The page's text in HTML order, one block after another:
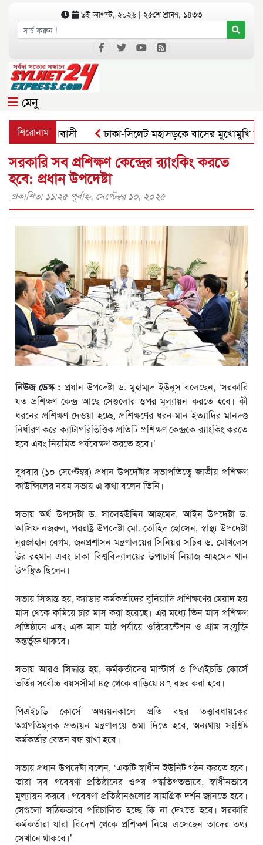
৯ই আগস্ট, ২০২৬ | ২৫শে শ্রাবণ, ১৪৩৩
মেনু
শিরোনাম
এলাকাবাসী ঢাকা-সিলেট মহাসড়কে বাসের মুখোমুখি
সরকারি সব প্রশিক্ষণ কেন্দ্রের র‌্যাংকিং করতে
হবে: প্রধান উপদেষ্টা
প্রকাশিত: ১১:২৫ পূর্বাহ্ণ, সেপ্টেম্বর ১০, ২০২৫
নিউজ ডেস্ক : প্রধান উপদেষ্টা ড. মুহাম্মদ ইউনূস বলেছেন, ‘সরকারি
যত প্রশিক্ষণ কেন্দ্র আছে সেগুলোর ওপর মূল্যায়ন করতে হবে। কী
ধরনের প্রশিক্ষণ দেওয়া হচ্ছে, প্রশিক্ষণের ধরন-মান ইত্যাদির মানদণ্ড
নির্ধারণ করে ক্যাটাগরিভিত্তিক প্রতিটি প্রশিক্ষণ কেন্দ্রকে র‌্যাংকিং করতে
হবে এবং নিয়মিত পর্যবেক্ষণ করতে হবে।’
বুধবার (১০ সেপ্টেম্বর) প্রধান উপদেষ্টার সভাপতিত্বে জাতীয় প্রশিক্ষণ
কাউন্সিলের নবম সভায় এ কথা বলেন তিনি।
সভায় অর্থ উপদেষ্টা ড. সালেহউদ্দিন আহমেদ, আইন উপদেষ্টা ড.
আসিফ নজরুল, পররাষ্ট্র উপদেষ্টা মো. তৌহিদ হোসেন, স্বাস্থ্য উপদেষ্টা
নূরজাহান বেগম, জনপ্রশাসন মন্ত্রণালয়ের সিনিয়র সচিব ড. মোখলেস
উর রহমান এবং ঢাকা বিশ্ববিদ্যালয়ের উপাচার্য নিয়াজ আহমেদ খান
উপস্থিত ছিলেন।
সভায় সিদ্ধান্ত হয়, ক্যাডার কর্মকর্তাদের বুনিয়াদি প্রশিক্ষণের মেয়াদ ছয়
মাস থেকে কমিয়ে চার মাস করা হয়েছে। এর মধ্যে তিন মাস প্রশিক্ষণ
প্রতিষ্ঠানে এবং এক মাস মাঠ পর্যায়ে ওরিয়েন্টেশন ও গ্রাম সংযুক্তি
অন্তর্ভুক্ত থাকবে।
সভায় আরও সিদ্ধান্ত হয়, কর্মকর্তাদের মাস্টার্স ও পিএইচডি কোর্সে
ভর্তির সর্বোচ্চ বয়সসীমা ৪৫ থেকে বাড়িয়ে ৪৭ বছর করা হবে।
পিএইচডি কোর্সে অধ্যয়নকালে প্রতি বছর তত্ত্বাবধায়কের
অগ্রগতিমূলক প্রত্যয়ন মন্ত্রণালয়ে জমা দিতে হবে, অন্যথায় সংশ্লিষ্ট
কর্মকর্তার বেতন বন্ধ রাখা হবে।
সভায় প্রধান উপদেষ্টা বলেন, ‘একটি স্বাধীন ইউনিট গঠন করতে হবে।
তারা সব গবেষণা প্রতিষ্ঠানের ওপর পদ্ধতিগতভাবে, স্বাধীনভাবে
মূল্যায়ন করবে। গবেষণা প্রতিষ্ঠানগুলোর সামগ্রিক দর্শন জানতে হবে।
সেগুলো সঠিকভাবে পরিচালিত হচ্ছে কি না দেখতে হবে। সরকারি
কর্মকর্তারা যারা বিদেশ থেকে প্রশিক্ষণ নিয়ে এসেছেন তাদের তথ্য
সেখানে থাকবে।’